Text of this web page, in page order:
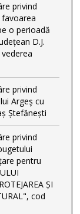
privind
o perioadă
D.J.
privind
Argeş cu
Ștefănești
privind
pentru
ȘI
cod